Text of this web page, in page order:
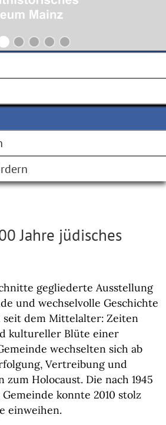
Jahre jüdisches
gegliederte Ausstellung
und wechselvolle Geschichte
seit dem Mittelalter: Zeiten
kultureller Blüte einer
wechselten sich ab
Vertreibung und
Holocaust. Die nach 1945
konnte 2010 stolz
einweihen.